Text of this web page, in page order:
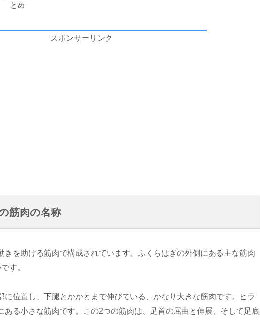
とめ
スポンサーリンク
筋肉の名称
きを助ける筋肉で構成されています。ふくらはぎの外側にある主な筋肉
す。
に位置し、下腿とかかとまで伸びている、かなり大きな筋肉です。ヒラ
ある小さな筋肉です。この2つの筋肉は、足首の屈曲と伸展、そして足底